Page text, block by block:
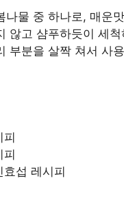
나물 중 하나로, 매운
않고 샴푸하듯이 세
부분을 살짝 쳐서 사
섭 레시피